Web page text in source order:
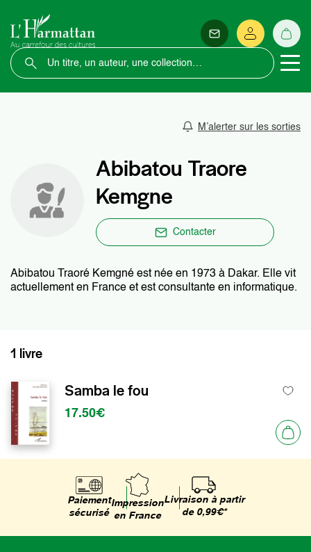
M’alerter sur les sorties
Abibatou Traore
Kemgne
Contacter
Abibatou Traoré Kemgné est née en 1973 à Dakar. Elle vit
actuellement en France et est consultante en informatique.
1 livre
Samba le fou
17.50€
Paiement
sécurisé
Impression
en France
Livraison à partir
de 0,99€*